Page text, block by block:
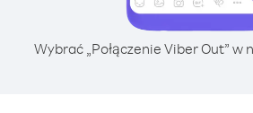
Wybrać „Połączenie Viber Out” w